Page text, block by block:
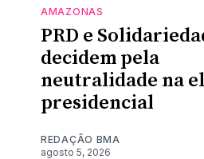
AMAZONAS
PRD e
decidem pela
neutralidade na
presidencial
REDAÇÃO BMA
agosto 5, 2026